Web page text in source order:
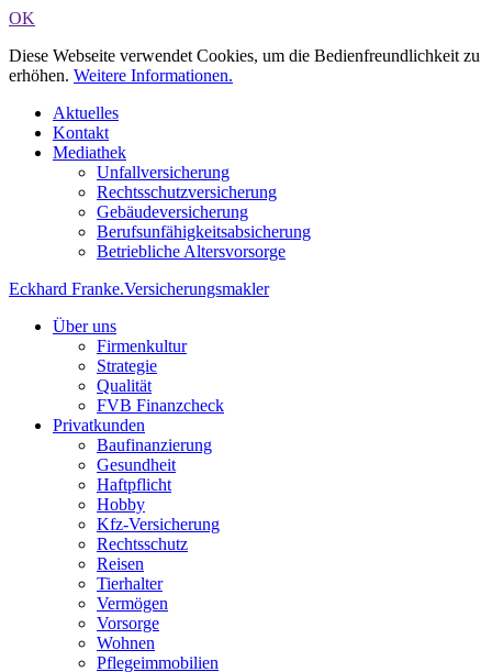
OK
Diese Webseite verwendet Cookies, um die Bedienfreundlichkeit zu
erhöhen. Weitere Informationen.
Aktuelles
Kontakt
Mediathek
Unfallversicherung
Rechtsschutzversicherung
Gebäudeversicherung
Berufsunfähigkeitsabsicherung
Betriebliche Altersvorsorge
Eckhard Franke.Versicherungsmakler
Über uns
Firmenkultur
Strategie
Qualität
FVB Finanzcheck
Privatkunden
Baufinanzierung
Gesundheit
Haftpflicht
Hobby
Kfz-Versicherung
Rechtsschutz
Reisen
Tierhalter
Vermögen
Vorsorge
Wohnen
Pflegeimmobilien